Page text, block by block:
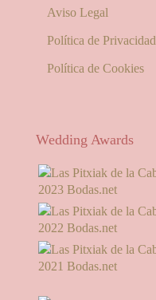
Aviso Legal
Política de Privacidad
Política de Cookies
Wedding Awards